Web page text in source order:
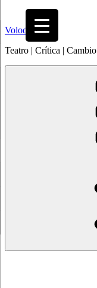
contenido
Volodia
Teatro | Crítica | Cambio